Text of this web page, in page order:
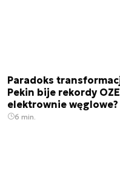
Paradoks
Pekin bije rekordy
elektrownie węglowe?
6 min.